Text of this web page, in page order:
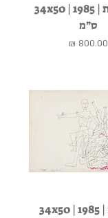
התנגשות | 1985 | 34x50
ס״מ
מחיר
הקימה | 1985 | 34x50